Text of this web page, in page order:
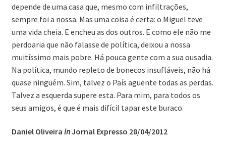
depende de uma casa que, mesmo com infiltrações,
sempre foi a nossa. Mas uma coisa é certa: o Miguel teve
uma vida cheia. E encheu as dos outros. E como ele não me
perdoaria que não falasse de política, deixou a nossa
muitíssimo mais pobre. Há pouca gente com a sua ousadia.
Na política, mundo repleto de bonecos insufláveis, não há
quase ninguém. Sim, talvez o País aguente todas as perdas.
Talvez a esquerda supere esta. Para mim, para todos os
seus amigos, é que é mais difícil tapar este buraco.
Daniel Oliveira inJornal Expresso 28/04/2012